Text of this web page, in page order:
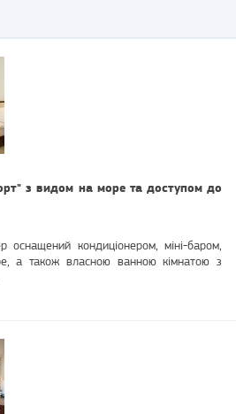
з видом на море та доступом до
оснащений кондиціонером, міні-баром,
а також власною ванною кімнатою з